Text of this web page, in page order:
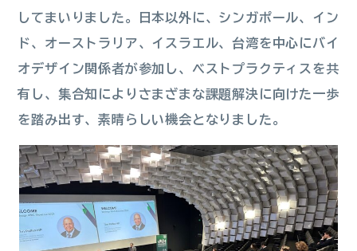
してまいりました。日本以外に、シンガポール、イン
ド、オーストラリア、イスラエル、台湾を中心にバイ
オデザイン関係者が参加し、ベストプラクティスを共
有し、集合知によりさまざまな課題解決に向けた一歩
を踏み出す、素晴らしい機会となりました。